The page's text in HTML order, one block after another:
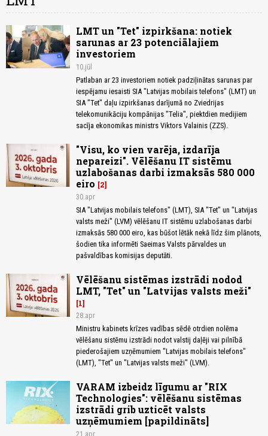
LMT un "Tet" izpirkšana: notiek
sarunas ar 23 potenciālajiem
investoriem
10.jūl
Patlaban ar 23 investoriem notiek padziļinātas sarunas par
iespējamu iesaisti SIA "Latvijas mobilais telefons" (LMT) un
SIA "Tet" daļu izpirkšanas darījumā no Zviedrijas
telekomunikāciju kompānijas "Telia", piektdien medijiem
sacīja ekonomikas ministrs Viktors Valainis (ZZS).
"Visu, ko vien varēja, izdarīja
nepareizi". Vēlēšanu IT sistēmu
uzlabošanas darbi izmaksās 580 000
eiro
2
30.apr
SIA "Latvijas mobilais telefons" (LMT), SIA "Tet" un "Latvijas
valsts meži" (LVM) vēlēšanu IT sistēmu uzlabošanas darbi
izmaksās 580 000 eiro, kas būšot lētāk nekā līdz šim plānots,
šodien tika informēti Saeimas Valsts pārvaldes un
pašvaldības komisijas deputāti.
Vēlēšanu sistēmas izstrādi nodod
LMT, "Tet" un "Latvijas valsts meži"
1
28.apr
Ministru kabinets krīzes vadības sēdē otrdien nolēma
vēlēšanu sistēmu izstrādi nodot valstij daļēji vai pilnībā
piederošajiem uzņēmumiem "Latvijas mobilais telefons"
(LMT), "Tet" un "Latvijas valsts meži" (LVM).
VARAM izbeidz līgumu ar "RIX
Technologies": vēlēšanu sistēmas
izstrādi grib uzticēt valsts
uzņēmumiem [papildināts]
21.apr